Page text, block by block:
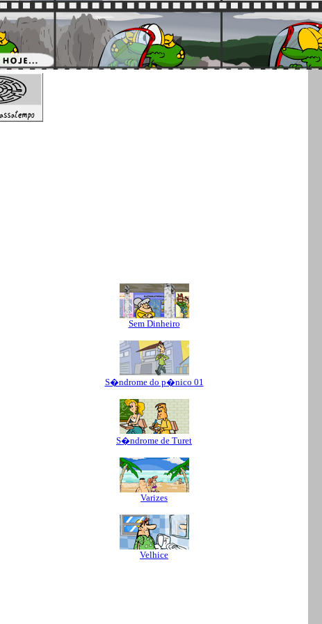
Sem Dinheiro
S�ndrome do p�nico 01
S�ndrome de Turet
Varizes
Velhice